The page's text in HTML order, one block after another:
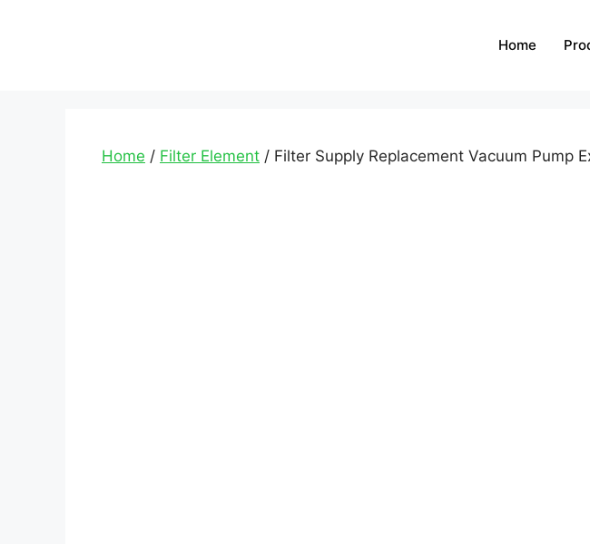
Home
Home / Filter Element / Filter Supply Replacement Vacuum Pump